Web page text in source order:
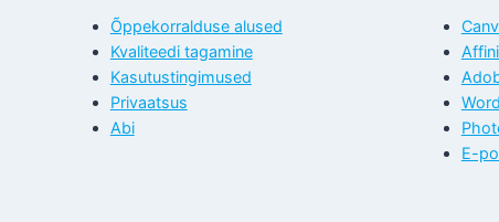
Õppekorralduse alused
Kvaliteedi tagamine
Kasutustingimused
Privaatsus
Abi
E-